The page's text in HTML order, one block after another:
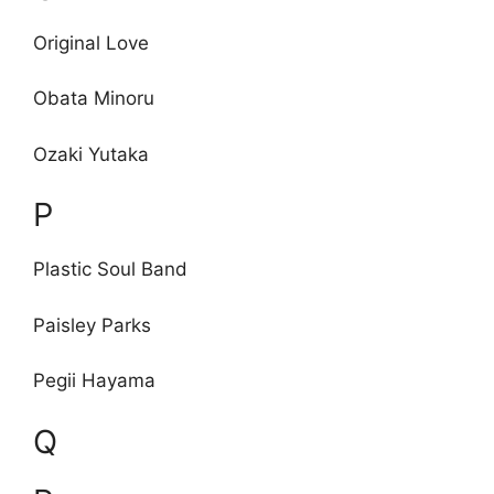
Original Love
Obata Minoru
Ozaki Yutaka
P
Plastic Soul Band
Paisley Parks
Pegii Hayama
Q